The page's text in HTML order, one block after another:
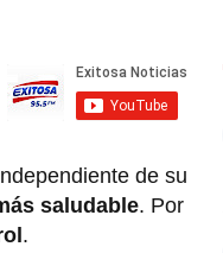
de su
saludable. Por
.